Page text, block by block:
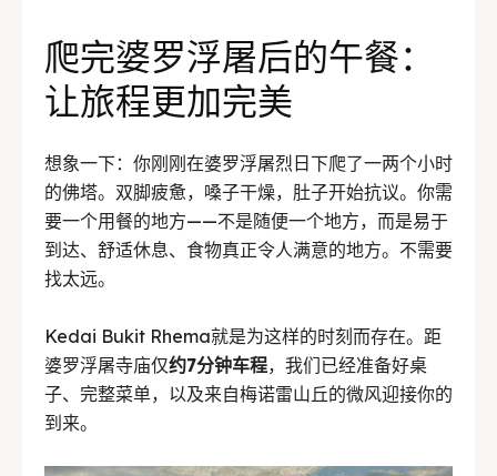
Search
Search
BAHASA / LANGUAGE
Français Deutsch Nederlands
日本語 한국어 العربية
爬完婆罗浮屠后的午餐：
让旅程更加完美
想象一下：你刚刚在婆罗浮屠烈日下爬了一两个小时
的佛塔。双脚疲惫，嗓子干燥，肚子开始抗议。你需
要一个用餐的地方——不是随便一个地方，而是易于
到达、舒适休息、食物真正令人满意的地方。不需要
找太远。
Kedai Bukit Rhema就是为这样的时刻而存在。距
婆罗浮屠寺庙仅约7分钟车程，我们已经准备好桌
子、完整菜单，以及来自梅诺雷山丘的微风迎接你的
到来。